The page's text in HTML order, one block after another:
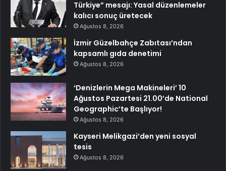
Türkiye” mesajı: Yasal düzenlemeler
kalıcı sonuç üretecek
Ağustos 8, 2026
İzmir Güzelbahçe Zabıtası’ndan
kapsamlı gıda denetimi
Ağustos 8, 2026
‘Denizlerin Mega Makineleri’ 10
Ağustos Pazartesi 21.00’de National
Geographic’te Başlıyor!
Ağustos 8, 2026
Kayseri Melikgazi’den yeni sosyal
tesis
Ağustos 8, 2026